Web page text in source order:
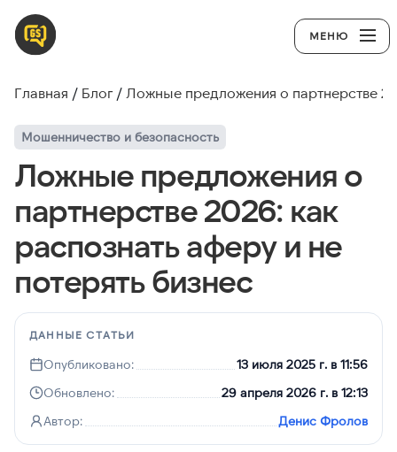
МЕНЮ
Главная Блог Ложные предложения о партнерстве
Мошенничество и безопасность
Ложные предложения о
партнерстве 2026: как
распознать аферу и не
потерять бизнес
ДАННЫЕ СТАТЬИ
Опубликовано:
13 июля 2025 г. в 11:56
Обновлено:
29 апреля 2026 г. в 12:13
Автор:
Денис Фролов